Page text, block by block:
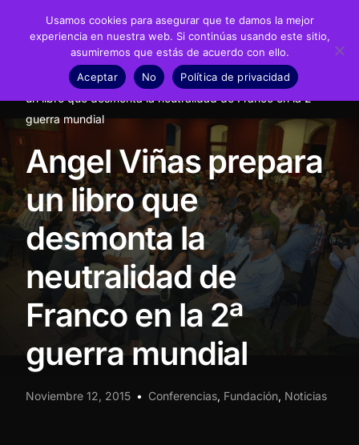
Noticias Conferencias
Angel Viñas prepara
un libro que desmonta la neutralidad de Franco en la 2ª
guerra mundial
Angel Viñas prepara
un libro que
desmonta la
neutralidad de
Franco en la 2ª
guerra mundial
Noviembre 12, 2015 Conferencias, Fundación, Noticias
Usamos cookies para asegurar que te damos la mejor
experiencia en nuestra web. Si continúas usando este sitio,
asumiremos que estás de acuerdo con ello.
Aceptar
No Política de privacidad
Fundación
Recursos
Noticias
Material didáctico
Transparencia